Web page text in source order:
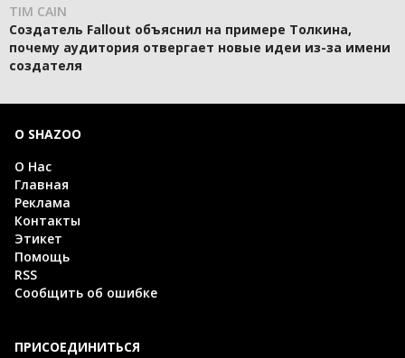
TIM CAIN
Создатель Fallout объяснил на примере Толкина,
почему аудитория отвергает новые идеи из-за имени
создателя
О SHAZOO
О Нас
Главная
Реклама
Контакты
Этикет
Помощь
RSS
Сообщить об ошибке
ПРИСОЕДИНИТЬСЯ